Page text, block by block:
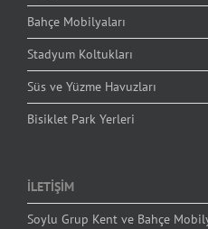
Bahçe Mobilyaları
Stadyum Koltukları
Süs ve Yüzme Havuzları
Bisiklet Park Yerleri
İLETİŞİM
Soylu Grup Kent ve Bahçe